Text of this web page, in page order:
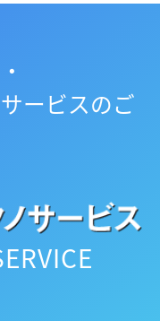
ービスのご